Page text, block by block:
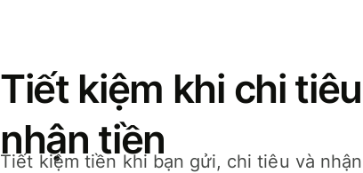
Tiết kiệm khi chi
nhận tiền
Tiết kiệm tiền khi bạn gửi, chi tiêu và